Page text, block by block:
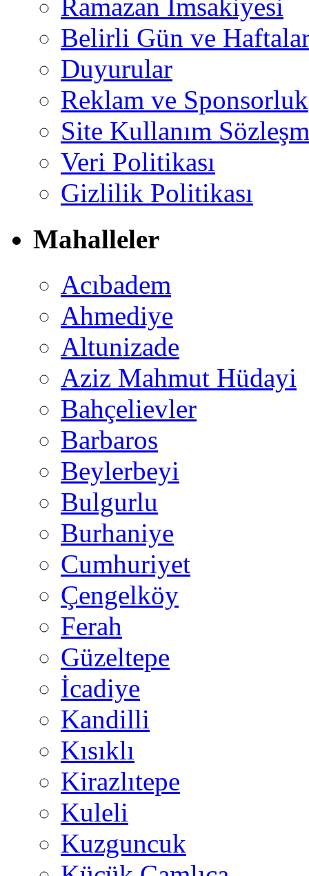
Ramazan İmsakiyesi
Belirli Gün ve
Duyurular
Reklam ve Sponsorluk
Site Kullanım
Veri Politikası
Gizlilik Politikası
Mahalleler
Acıbadem
Ahmediye
Altunizade
Aziz Mahmut Hüdayi
Bahçelievler
Barbaros
Beylerbeyi
Bulgurlu
Burhaniye
Cumhuriyet
Çengelköy
Ferah
Güzeltepe
İcadiye
Kandilli
Kısıklı
Kirazlıtepe
Kuleli
Kuzguncuk